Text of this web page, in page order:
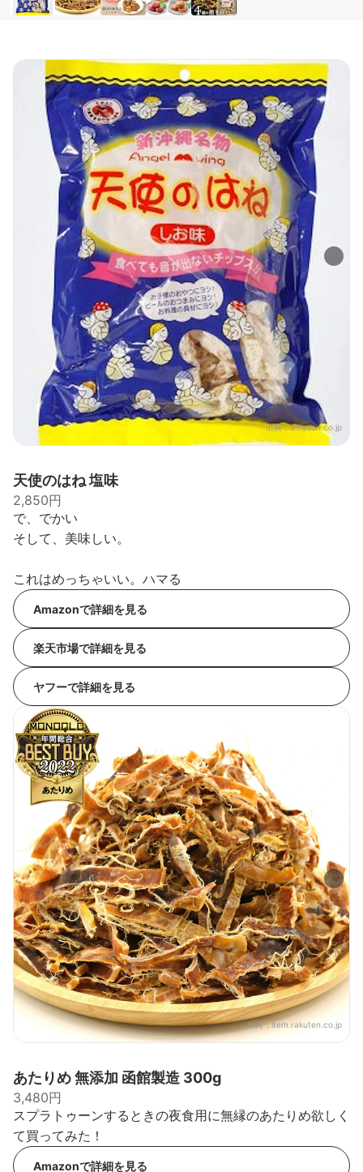
出典：amazon.co.jp
天使のはね 塩味
2,850円
で、でかい
そして、美味しい。
これはめっちゃいい。ハマる
Amazonで詳細を見る
楽天市場で詳細を見る
ヤフーで詳細を見る
出典：item.rakuten.co.jp
あたりめ 無添加 函館製造 300g
3,480円
スプラトゥーンするときの夜食用に無縁のあたりめ欲しく
て買ってみた！
Amazonで詳細を見る